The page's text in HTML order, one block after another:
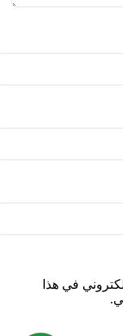
في هذا